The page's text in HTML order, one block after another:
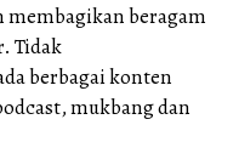
beragam
Tidak
berbagai konten
mukbang dan